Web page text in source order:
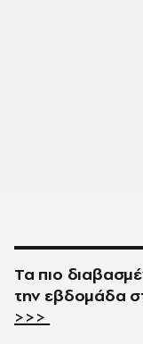
Τα πιο
την εβδομάδα
>>>